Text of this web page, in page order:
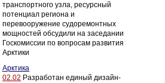
транспортного узла, ресурсный
потенциал региона и
перевооружение судоремонтных
мощностей обсудили на заседании
Госкомиссии по вопросам развития
Арктики
Арктика
02.02 Разработан единый дизайн-